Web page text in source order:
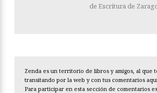
de Escritura de
Zenda es un territorio de libros y amigos, al que
transitando por la web y con tus comentarios
Para participar en esta sección de comentarios